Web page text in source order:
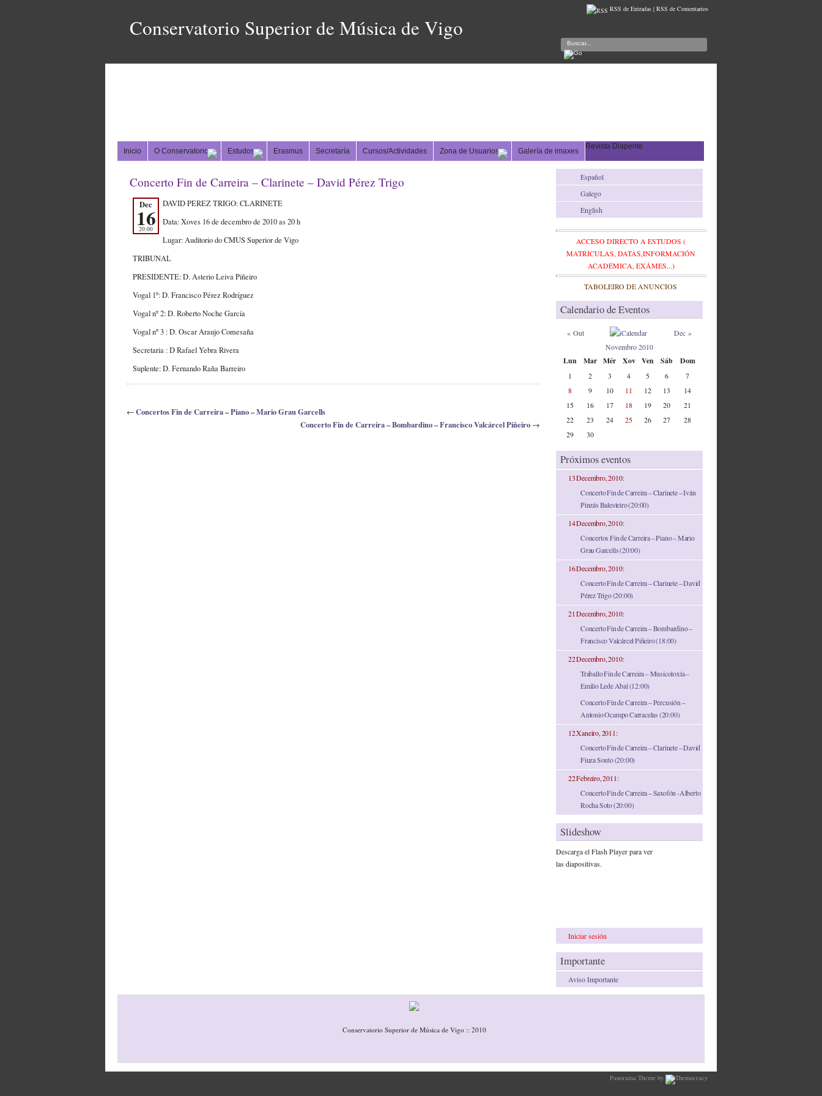
RSS de Entradas | RSS de Comentarios
Conservatorio Superior de Música de Vigo
Inicio O Conservatorio Estudos Erasmus Secretaría Cursos/Actividades Zona de Usuarios Galería de imaxes
Revista Diapente
Concerto Fin de Carreira – Clarinete – David Pérez Trigo
Dec
16
20:00
DAVID PEREZ TRIGO: CLARINETE
Data: Xoves 16 de decembro de 2010 as 20 h
Lugar: Auditorio do CMUS Superior de Vigo
TRIBUNAL
PRESIDENTE: D. Asterio Leiva Piñeiro
Vogal 1º: D. Francisco Pérez Rodríguez
Vogal nº 2: D. Roberto Noche García
Vogal nº 3 : D. Oscar Araujo Comesaña
Secretaria : D Rafael Yebra Rivera
Suplente: D. Fernando Raña Barreiro
←Concertos Fin de Carreira – Piano – Mario Grau Garcells
Concerto Fin de Carreira – Bombardino – Francisco Valcárcel Piñeiro →
Español
Galego
English
ACCESO DIRECTO A ESTUDOS (
MATRÍCULAS, DATAS,INFORMACIÓN
ACADÉMICA, EXÁMES...)
TABOLEIRO DE ANUNCIOS
Calendario de Eventos
« Out
Dec »
Novembro 2010
Lun Mar Mér Xov Ven Sáb Dom
1 2 3 4 5 6
7
8
9 10 11 12 13
14
15
16 17 18 19 20
21
22
23 24 25 26 27
28
29
30
Próximos eventos
13 Decembro, 2010:
Concerto Fin de Carreira – Clarinete – Iván
Pinzás Balesteiro (20:00)
14 Decembro, 2010:
Concertos Fin de Carreira – Piano – Mario
Grau Garcells (20:00)
16 Decembro, 2010:
Concerto Fin de Carreira – Clarinete – David
Pérez Trigo (20:00)
21 Decembro, 2010:
Concerto Fin de Carreira – Bombardino –
Francisco Valcárcel Piñeiro (18:00)
22 Decembro, 2010:
Traballo Fin de Carreira – Musicoloxía –
Emilio Lede Abal (12:00)
Concerto Fin de Carreira – Percusión –
Antonio Ocampo Carracelas (20:00)
12 Xaneiro, 2011:
Concerto Fin de Carreira – Clarinete – David
Fiuza Souto (20:00)
22 Febreiro, 2011:
Concerto Fin de Carreira – Saxofón -Alberto
Rocha Soto (20:00)
Slideshow
Descarga el Flash Player para ver
las diapositivas.
Iniciar sesión
Importante
Aviso Importante
Conservatorio Superior de Música de Vigo :: 2010
Panorama Theme by Themocracy